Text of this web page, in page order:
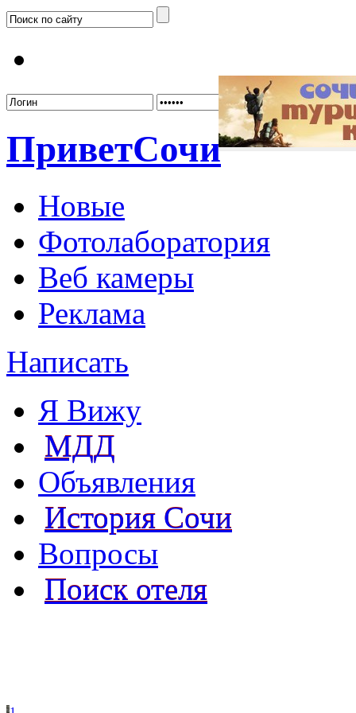
ПриветСочи
Новые
Фотолаборатория
Веб камеры
Реклама
Написать
Я Вижу
МДД
Объявления
История Сочи
Вопросы
Поиск отеля